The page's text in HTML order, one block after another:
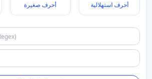
أحرف صغيرة أحرف استهلالية